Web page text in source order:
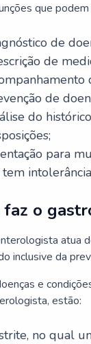
que
de
de
de
do
para
faz o
atua
inclusive da
e
estão:
no qual